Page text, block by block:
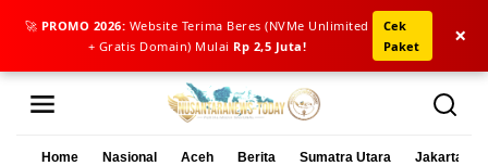
🚀 PROMO 2026: Website Terima Beres (NVMe Unlimited
+ Gratis Domain) Mulai Rp 2,5 Juta!
Cek
Paket
×
L
Home Nasional Aceh Berita Sumatra Utara Jakarta